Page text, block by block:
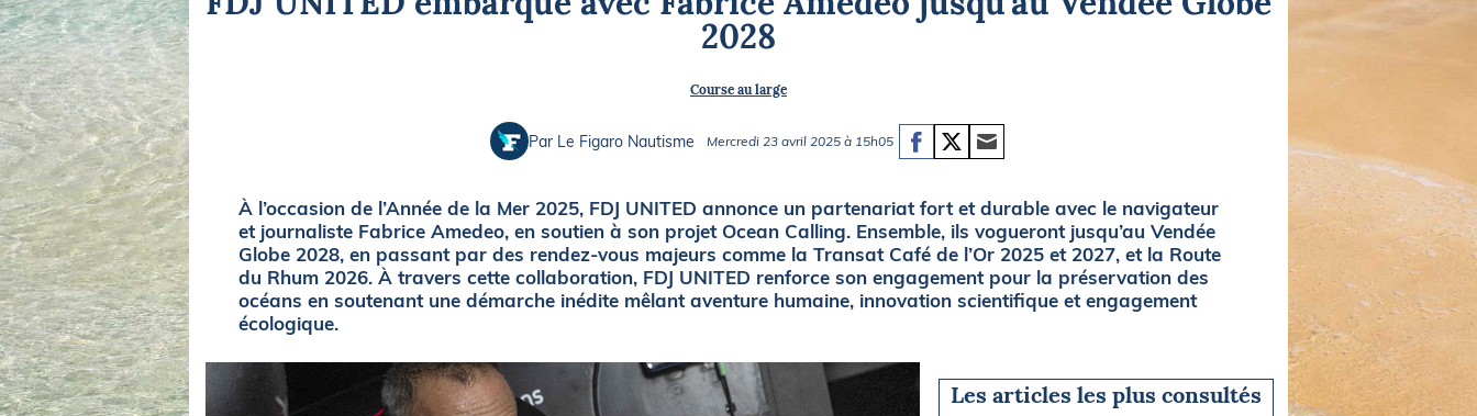
Equipements
LOISIRS
Glisse
Briefings
2028
Course au large
Par Le Figaro Nautisme Mercredi 23 avril 2025 à 15h05
À l’occasion de l’Année de la Mer 2025, FDJ UNITED annonce un partenariat fort et durable avec le navigateur
et journaliste Fabrice Amedeo, en soutien à son projet Ocean Calling. Ensemble, ils vogueront jusqu’au Vendée
Globe 2028, en passant par des rendez-vous majeurs comme la Transat Café de l’Or 2025 et 2027, et la Route
du Rhum 2026. À travers cette collaboration, FDJ UNITED renforce son engagement pour la préservation des
océans en soutenant une démarche inédite mêlant aventure humaine, innovation scientifique et engagement
écologique.
Les articles les plus consultés